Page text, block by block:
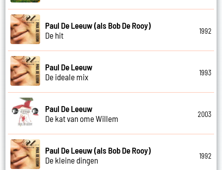
Paul De Leeuw (als Bob De Rooy)
De hit
1992
Paul De Leeuw
De ideale mix
1993
Paul De Leeuw
De kat van ome Willem
2003
Paul De Leeuw (als Bob De Rooy)
De kleine dingen
1992